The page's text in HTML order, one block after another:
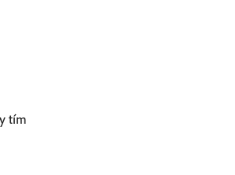
tím